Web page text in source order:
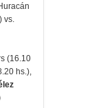
vs.
(16.10
hs.),